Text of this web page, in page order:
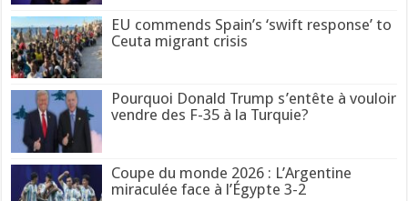
EU commends Spain’s ‘swift response’ to
Ceuta migrant crisis
Pourquoi Donald Trump s’entête à vouloir
vendre des F-35 à la Turquie?
Coupe du monde 2026 : L’Argentine
miraculée face à l’Égypte 3-2